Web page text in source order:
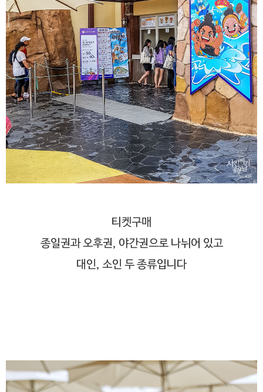
티켓구매
종일권과 오후권, 야간권으로 나뉘어 있고
대인, 소인 두 종류입니다